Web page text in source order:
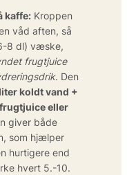
kaffe: Kroppen
våd aften, så
8 dl) væske,
frugtjuice
. Den
koldt vand +
eller
giver både
som hjælper
hurtigere end
hvert 5.-10.